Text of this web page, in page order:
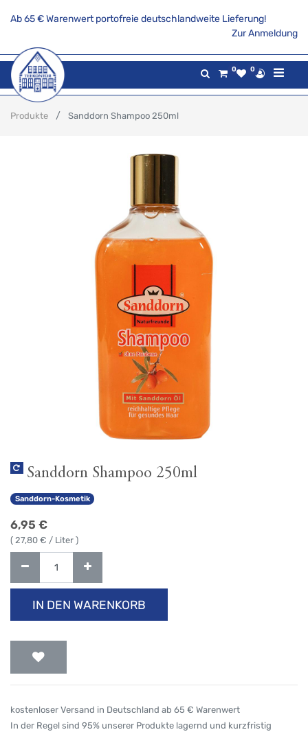
Ab 65 € Warenwert portofreie deutschlandweite Lieferung!
Zur Anmeldung
0 0
Produkte Sanddorn Shampoo 250ml
Sanddorn Shampoo 250ml
Sanddorn-Kosmetik
6,95 €
( 27,80 € / Liter )
IN DEN WARENKORB
kostenloser Versand in Deutschland ab 65 € Warenwert
In der Regel sind 95% unserer Produkte lagernd und kurzfristig